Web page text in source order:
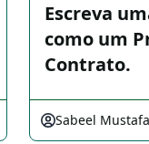
Escreva
como um
Contrato.
Sabeel Mustafa